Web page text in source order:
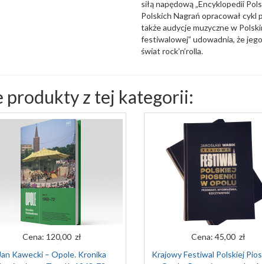
siłą napędową „Encyklopedii
Polskich Nagrań opracował cykl
także audycje muzyczne w
festiwalowej” udowadnia, że
świat rock’n’rolla.
produkty z tej kategorii:
Cena: 120,00 zł
Kawecki – Opole. Kronika
Cena:45,00 zł
Krajowy Festiwal Polskiej